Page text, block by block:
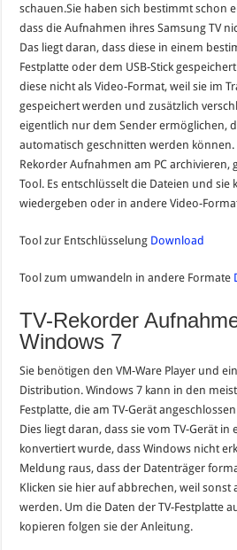
schauen.Sie haben sich bestimmt schon
dass die Aufnahmen ihres Samsung TV
Das liegt daran, dass diese in einem
Festplatte oder dem USB-Stick
diese nicht als Video-Format, weil sie im
gespeichert werden und zusätzlich
eigentlich nur dem Sender ermöglichen,
automatisch geschnitten werden können.
Rekorder Aufnahmen am PC archivieren,
Tool. Es entschlüsselt die Dateien und sie
wiedergeben oder in andere Video-
Tool zur Entschlüsselung Download
Tool zum umwandeln in andere Formate
TV-Rekorder
Windows 7
Sie benötigen den VM-Ware Player und
Distribution. Windows 7 kann in den
Festplatte, die am TV-Gerät
Dies liegt daran, dass sie vom TV-Gerät
konvertiert wurde, dass Windows nicht
Meldung raus, dass der Datenträger
Klicken sie hier auf abbrechen, weil
werden. Um die Daten der TV-Festplatte
kopieren folgen sie der Anleitung.